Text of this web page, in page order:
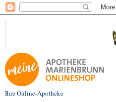
Ihre Online-Apotheke